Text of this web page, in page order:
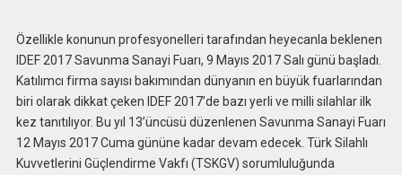
Özellikle konunun profesyonelleri tarafından heyecanla beklenen
IDEF 2017 Savunma Sanayi Fuarı, 9 Mayıs 2017 Salı günü başladı.
Katılımcı firma sayısı bakımından dünyanın en büyük fuarlarından
biri olarak dikkat çeken IDEF 2017’de bazı yerli ve milli silahlar ilk
kez tanıtılıyor. Bu yıl 13’üncüsü düzenlenen Savunma Sanayi Fuarı
12 Mayıs 2017 Cuma gününe kadar devam edecek. Türk Silahlı
Kuvvetlerini Güçlendirme Vakfı (TSKGV) sorumluluğunda